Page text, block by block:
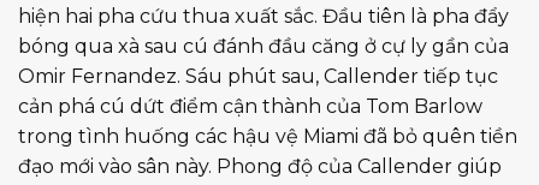
hiện hai pha cứu thua xuất sắc. Đầu tiên là pha đẩy
bóng qua xà sau cú đánh đầu căng ở cự ly gần của
Omir Fernandez. Sáu phút sau, Callender tiếp tục
cản phá cú dứt điểm cận thành của Tom Barlow
trong tình huống các hậu vệ Miami đã bỏ quên tiền
đạo mới vào sân này. Phong độ của Callender giúp